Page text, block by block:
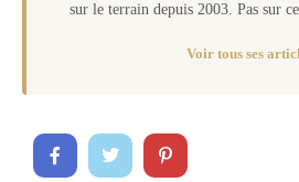
sur le terrain depuis 2003. Pas sur
Voir tous ses